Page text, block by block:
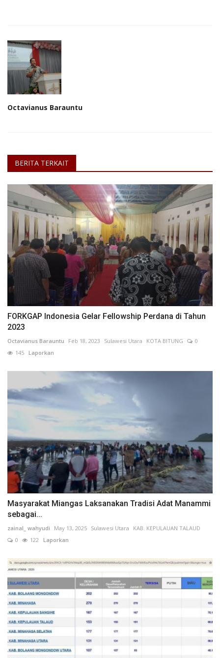
Octavianus Barauntu
BERITA TERKAIT
FORKGAP Indonesia Gelar Fellowship Perdana di Tahun
2023
Octavianus Barauntu Feb 18, 2023 Sulawesi Utara KOTA BITUNG
0
145 Laporkan
Masyarakat Miangas Laksanakan Tradisi Adat Manammi
sebagai...
zainal_ wahyudi May 13, 2025 Sulawesi Utara
KAB. KEPULAUAN TALAUD
0
122 Laporkan